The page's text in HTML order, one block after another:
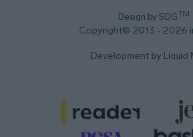
Design by SDGTM
Copyright© 2013 - 2026
Development by Liquid